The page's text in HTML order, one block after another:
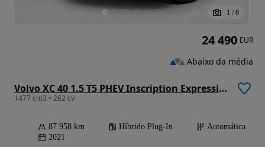
1 / 6
Volvo XC 40 1.5 T5 PHEV Inscription Expression
1477 cm3 • 262 cv
87 958 km Híbrido Plug-In
Automática
2021
24 490 EUR
Abaixo da média